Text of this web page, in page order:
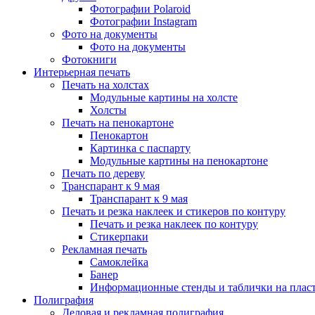
Фотографии Polaroid
Фотографии Instagram
Фото на документы
Фото на документы
Фотокниги
Интерьерная печать
Печать на холстах
Модульные картины на холсте
Холсты
Печать на пенокартоне
Пенокартон
Картинка с паспарту
Модульные картины на пенокартоне
Печать по дереву
Транспарант к 9 мая
Транспарант к 9 мая
Печать и резка наклеек и стикеров по контуру
Печать и резка наклеек по контуру
Стикерпаки
Рекламная печать
Самоклейка
Банер
Информационные стенды и таблички на
Полиграфия
Деловая и рекламная полиграфия